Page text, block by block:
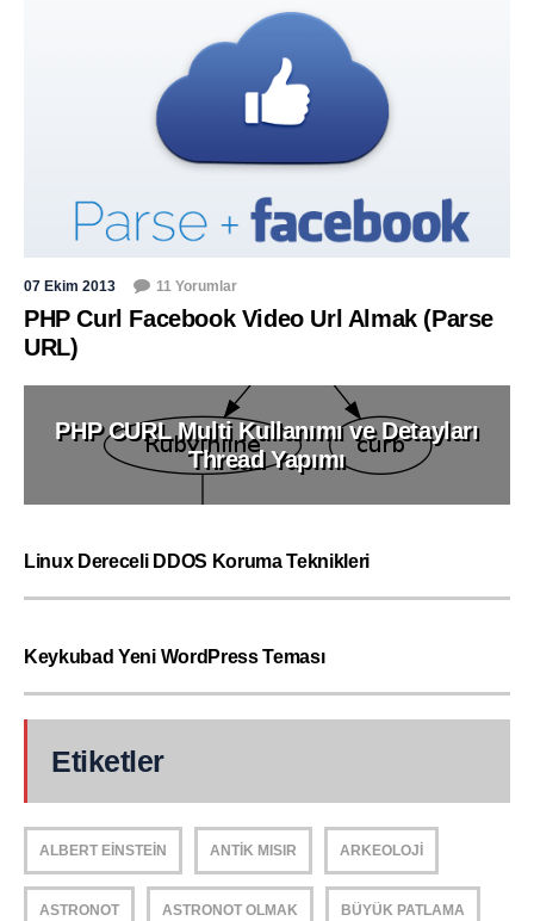
07 Ekim 2013 11 Yorumlar
PHP Curl Facebook Video Url Almak (Parse
URL)
PHP CURL Multi Kullanımı ve Detayları
Thread Yapımı
Linux Dereceli DDOS Koruma Teknikleri
Keykubad Yeni WordPress Teması
Etiketler
ALBERT EINSTEIN ANTIK MISIR ARKEOLOJI
ASTRONOT ASTRONOT OLMAK BÜYÜK PATLAMA